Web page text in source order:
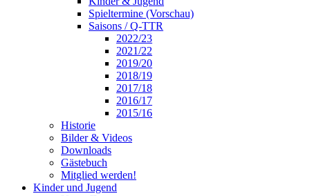
Spieltermine (Vorschau)
Saisons / Q-TTR
2022/23
2021/22
2019/20
2018/19
2017/18
2016/17
2015/16
Historie
Bilder & Videos
Downloads
Gästebuch
Mitglied werden!
Kinder und Jugend